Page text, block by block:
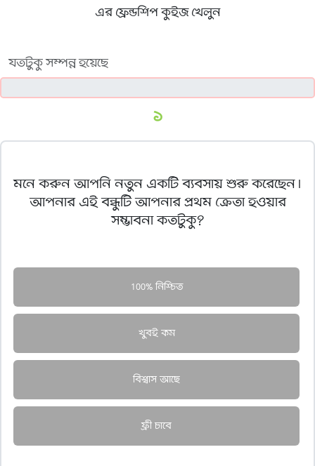
এর ফ্রেন্ডশিপ কুইজ খেলুন
যতটুকু সম্পন্ন হয়েছে
১
মনে করুন আপনি নতুন একটি ব্যবসায় শুরু করেছেন।
আপনার এই বন্ধুটি আপনার প্রথম ক্রেতা হওয়ার
সম্ভাবনা কতটুকু?
100% নিশ্চিত
খুবই কম
বিশ্বাস আছে
ফ্রী চাবে